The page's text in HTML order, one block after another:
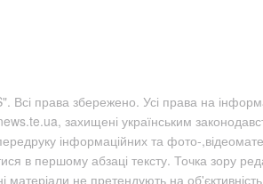
Всі права збережено. Усі права на
захищені українським
інформаційних та фото-
в першому абзаці тексту. Точка зору
матеріали не претендують на об'єктивність